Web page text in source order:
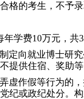
格的考生，不予录
年学费10万元，共
定向就业博士研
提供住宿、奖助等
虚作假等行为的
纪或政纪处分。